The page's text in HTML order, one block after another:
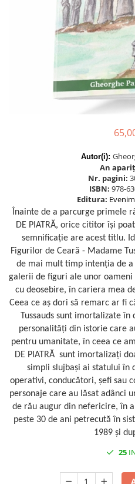
Istorie/Critica
Jurnale/Memorii
Manuale scolare/Cursuri
Spiritualitate/Ezoterism
Sport
Stiinte/Educatie
Autor(i):
An
Nr. pagini:
ISBN: 978-
Editura:
Înainte de a parcurge primele
DE PIATRĂ, orice cititor își
semnificație are acest titlu.
Figurilor de Ceară - Madame
de mai mult timp intenția de a
galerii de figuri ale unor
cu deosebire, în cariera mea
Ceea ce aș dori să remarc ar fi
Tussauds sunt imortalizate
personalități din istorie care
pentru umanitate, în ceea ce
DE PIATRĂ sunt imortalizați
simpli slujbași ai statului în
operativi, conducători, șefi sau
personaje care au lăsat adânci
de rău augur din nefericire, în
peste 30 de ani petrecută în
1989 și
25